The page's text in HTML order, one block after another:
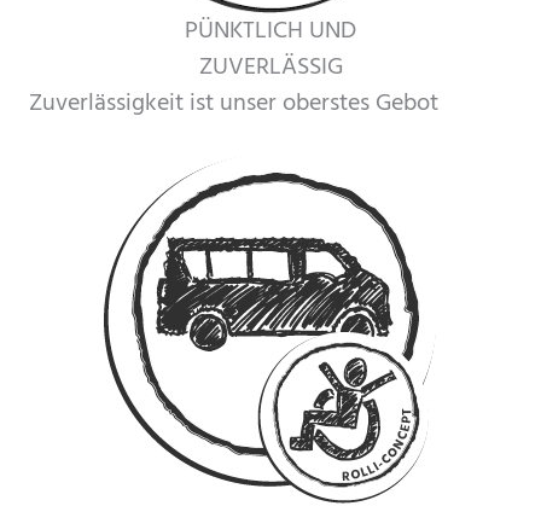
PÜNKTLICH UND
ZUVERLÄSSIG
Zuverlässigkeit ist unser oberstes Gebot